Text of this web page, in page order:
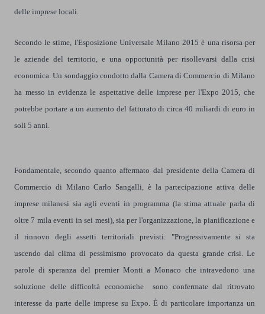
delle imprese locali.
Secondo le stime, l'Esposizione Universale Milano 2015 è una risorsa per
le aziende del territorio, e una opportunità per risollevarsi dalla crisi
economica. Un sondaggio condotto dalla Camera di Commercio di Milano
ha messo in evidenza le aspettative delle imprese per l'Expo 2015, che
potrebbe portare a un aumento del fatturato di circa 40 miliardi di euro in
soli 5 anni.
Fondamentale, secondo quanto affermato dal presidente della Camera di
Commercio di Milano Carlo Sangalli, è la partecipazione attiva delle
imprese milanesi sia agli eventi in programma (la stima attuale parla di
oltre 7 mila eventi in sei mesi), sia per l'organizzazione, la pianificazione e
il rinnovo degli assetti territoriali previsti: "Progressivamente si sta
uscendo dal clima di pessimismo provocato da questa grande crisi. Le
parole di speranza del premier Monti a Monaco che intravedono una
soluzione delle difficoltà economiche sono confermate dal ritrovato
interesse da parte delle imprese su Expo. È di particolare importanza un